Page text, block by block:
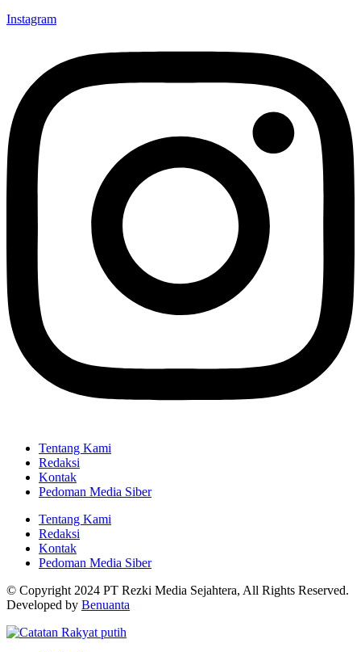
Instagram
Tentang Kami
Redaksi
Kontak
Pedoman Media Siber
Tentang Kami
Redaksi
Kontak
Pedoman Media Siber
© Copyright 2024 PT Rezki Media Sejahtera, All Rights Reserved.
Developed by Benuanta